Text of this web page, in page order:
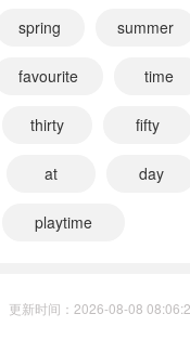
spring summer
favourite time
thirty fifty
at day
playtime
更新时间：2026-08-08
习 人教精通版一年级上册Unit